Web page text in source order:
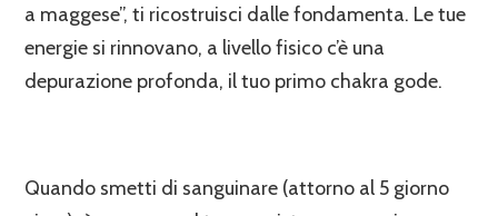
a maggese”, ti ricostruisci dalle fondamenta. Le tue
energie si rinnovano, a livello fisico c’è una
depurazione profonda, il tuo primo chakra gode.
Quando smetti di sanguinare (attorno al 5 giorno